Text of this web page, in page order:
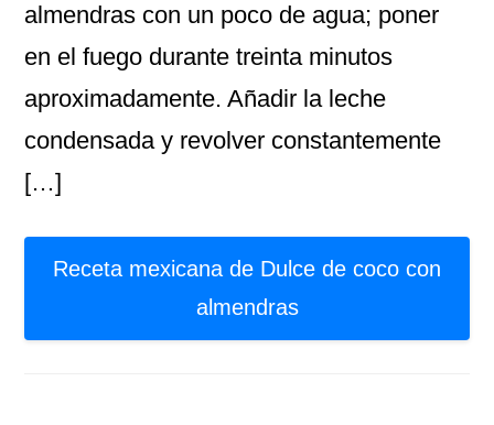
almendras con un poco de agua; poner
en el fuego durante treinta minutos
aproximadamente. Añadir la leche
condensada y revolver constantemente
[…]
Receta mexicana de Dulce de coco con
almendras